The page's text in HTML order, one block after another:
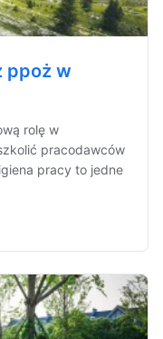
ppoż w
rolę w
pracodawców
pracy to jedne